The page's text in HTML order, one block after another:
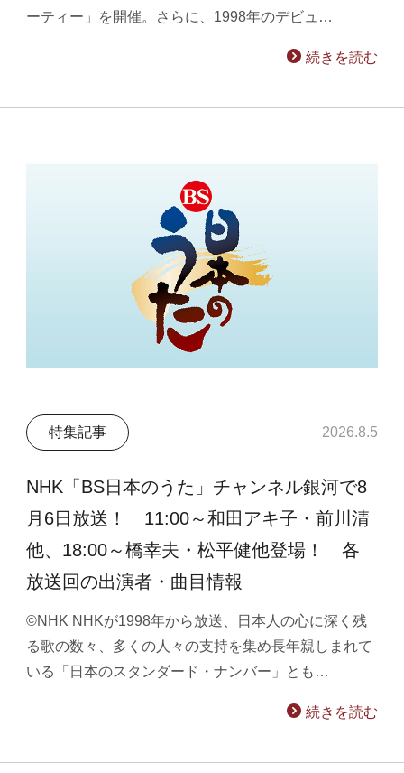
ーティー」を開催。さらに、1998年のデビュ…
続きを読む
特集記事 2026.8.5
NHK「BS日本のうた」チャンネル銀河で8
月6日放送！ 11:00～和田アキ子・前川清
他、18:00～橋幸夫・松平健他登場！ 各
放送回の出演者・曲目情報
©NHK NHKが1998年から放送、日本人の心に深く残
る歌の数々、多くの人々の支持を集め長年親しまれて
いる「日本のスタンダード・ナンバー」とも…
続きを読む